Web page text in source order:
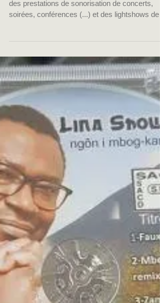
Ancien CFPM - Alexis
Dans le Haut-Rhin, Wolf Sound Tech propose
des prestations de sonorisation de concerts,
soirées, conférences (...) et des lightshows de
qualité professionnelle, ainsi que des
d'enregistrement, de mixage, de mastering et
production musicale, déstinées aux musiciens
de tous horizons musicaux et de tous niveaux,
amateurs comme professionnels.Technicien du
son formé au CFPM de Strasbourg, musicien
passionné de son sous toutes ses formes, je
possède une grande ex